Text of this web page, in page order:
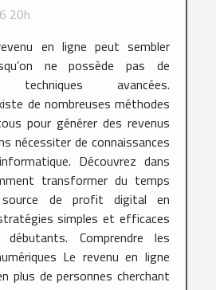
20h
en ligne peut sembler
ne possède pas de
techniques avancées.
de nombreuses méthodes
pour générer des revenus
nécessiter de connaissances
Découvrez dans
transformer du temps
de profit digital en
simples et efficaces
Comprendre les
Le revenu en ligne
plus de personnes cherchant